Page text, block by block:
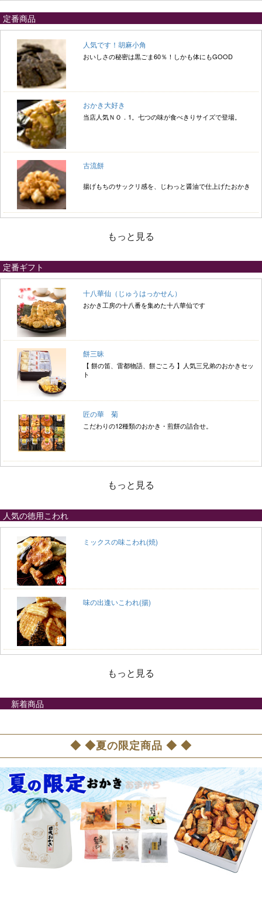
定番商品
人気です！胡麻小角
おいしさの秘密は黒ごま60％！しかも体にもGOOD
おかき大好き
当店人気ＮＯ．1。七つの味が食べきりサイズで登場。
古流餅
揚げもちのサックリ感を、じわっと醤油で仕上げたおかき
もっと見る
定番ギフト
十八華仙（じゅうはっかせん）
おかき工房の十八番を集めた十八華仙です
餅三昧
【 餅の笛、雷都物語、餅ごころ 】人気三兄弟のおかきセッ
ト
匠の華 菊
こだわりの12種類のおかき・煎餅の詰合せ。
もっと見る
人気の徳用こわれ
ミックスの味こわれ(焼)
味の出逢いこわれ(揚)
もっと見る
新着商品
◆ ◆夏の限定商品 ◆ ◆